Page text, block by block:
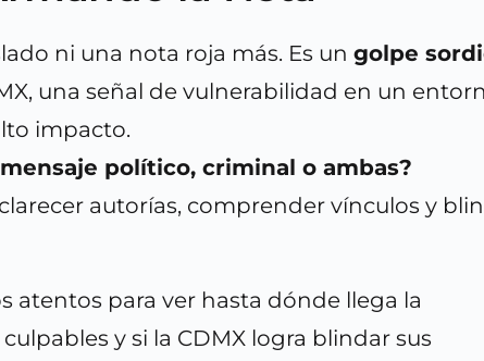
ni una nota roja más. Es ungolpe
una señal de vulnerabilidad en un
impacto.
político, criminal o ambas?
autorías, comprender vínculos y
atentos para ver hasta dónde llega la
y si la CDMX logra blindar sus